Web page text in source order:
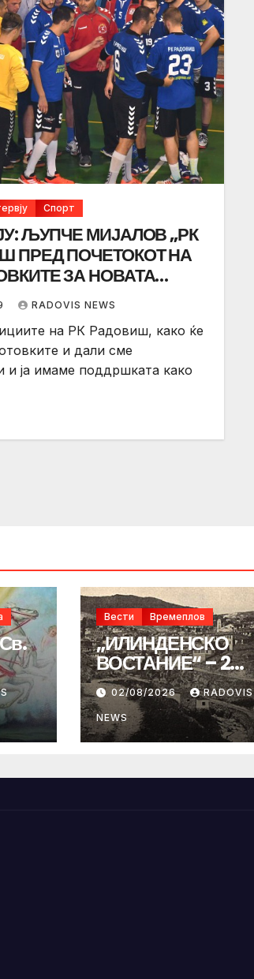
Спорт
ЉУПЧЕ МИЈАЛОВ „РК
ПРЕД ПОЧЕТОКОТ НА
ЗА НОВАТА
СЕЗОНА“
RADOVIS NEWS
на РК Радовиш, како ќе
и дали сме
и ја имаме поддршката како
Вести Времеплов
„ИЛИНДЕНСКО
ВОСТАНИЕ“ – 2
Август 1903 год.
02/08/2026 RADOVIS
NEWS